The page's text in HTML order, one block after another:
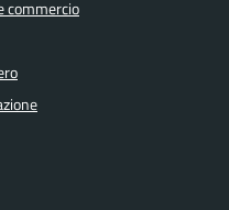
commercio